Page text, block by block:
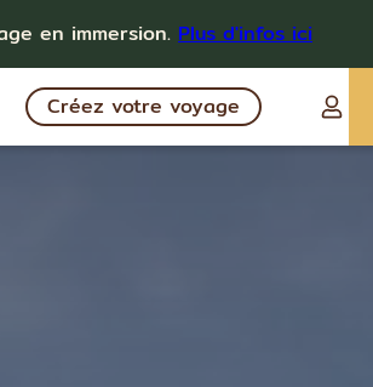
en immersion. Plus d'infos ici
Créez votre voyage